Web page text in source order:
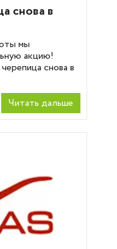
снова в
мы
акцию!
снова в
Читать дальше